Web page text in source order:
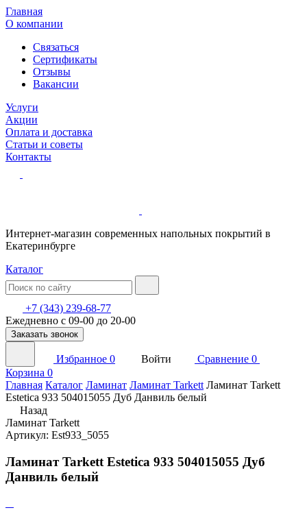
Главная
О компании
Связаться
Сертификаты
Отзывы
Вакансии
Услуги
Акции
Оплата и доставка
Статьи и советы
Контакты
Интернет-магазин современных напольных покрытий в
Екатеринбурге
Каталог
+7 (343) 239-68-77
Ежедневно с 09-00 до 20-00
Заказать звонок
Избранное 0 Войти Сравнение 0
Корзина 0
Главная Каталог Ламинат Ламинат Tarkett Ламинат Tarkett
Estetica 933 504015055 Дуб Данвиль белый
Назад
Ламинат Tarkett
Артикул: Est933_5055
Ламинат Tarkett Estetica 933 504015055 Дуб
Данвиль белый